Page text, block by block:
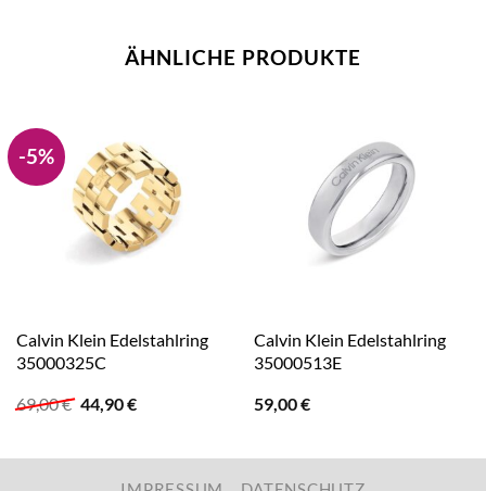
ÄHNLICHE PRODUKTE
-5%
Calvin Klein Edelstahlring
35000325C
69,00€ Ursprünglicher
Preis
69,00 €
44,90€Aktueller
44,90 €.
Calvin Klein Edelstahlring
35000513E
59,00€